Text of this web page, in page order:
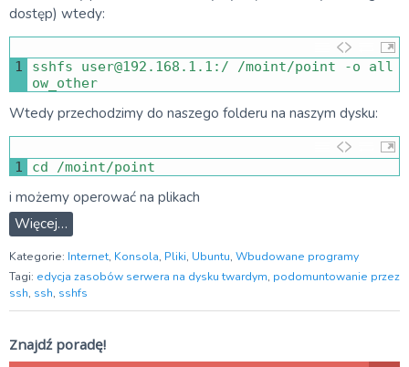
dostęp) wtedy:
1 sshfs user@192.168.1.1 : / /moint/point -o
all
ow_other
Wtedy przechodzimy do naszego folderu na naszym dysku:
1 cd /moint/point
i możemy operować na plikach
Więcej…
Kategorie: Internet, Konsola, Pliki, Ubuntu, Wbudowane programy
Tagi: edycja zasobów serwera na dysku twardym, podomuntowanie przez
ssh, ssh, sshfs
Znajdź poradę!